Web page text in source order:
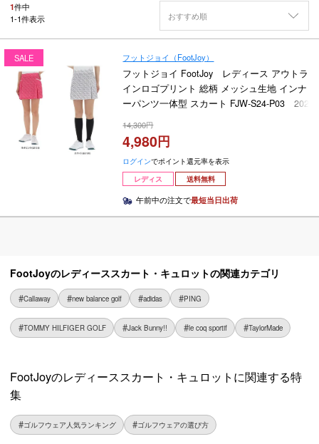
1件中
1-1件表示 おすすめ順
SALE フットジョイ（FootJoy）
フットジョイ FootJoy レディース アウトラ
インロゴプリント 総柄 メッシュ生地 インナ
ーパンツ一体型 スカート FJW-S24-P03 2024
14,300
4,980
ログインでポイント還元率を表示
レディス
送料無料
午前中の注文で最短当日出荷
FootJoyのレディーススカート・キュロットの関連カテゴリ
Callaway new balance golf adidas PING
TOMMY HILFIGER GOLF Jack Bunny!! le coq sportif TaylorMade
FootJoyのレディーススカート・キュロットに関連する特
集
ゴルフウェア人気ランキング ゴルフウェアの選び方